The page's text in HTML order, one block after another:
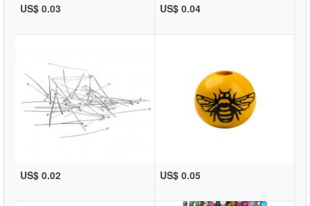
US$ 0.03 US$ 0.04
US$ 0.02 US$ 0.05